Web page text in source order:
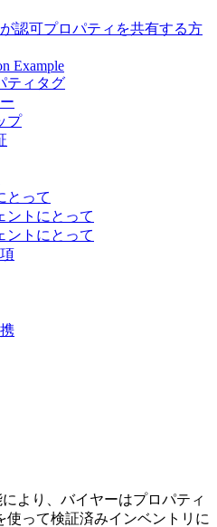
認可プロパティを共有する方
Example
ティタグ
プ
とって
ントにとって
ントにとって
より、バイヤーはプロパティ
使って検証済みインベントリに